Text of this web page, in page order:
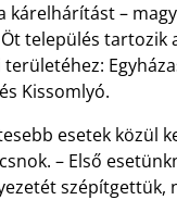
kárelhárítást –
település tartozik
Kissomlyó.
esetek közül
– Első
szépítgettük,